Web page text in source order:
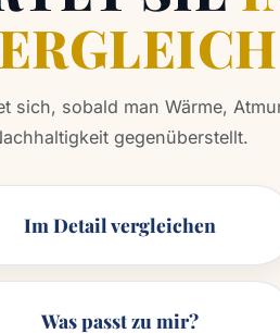
sich, sobald man Wärme,
gegenüberstellt.
Im Detail vergleichen
Was passt zu mir?